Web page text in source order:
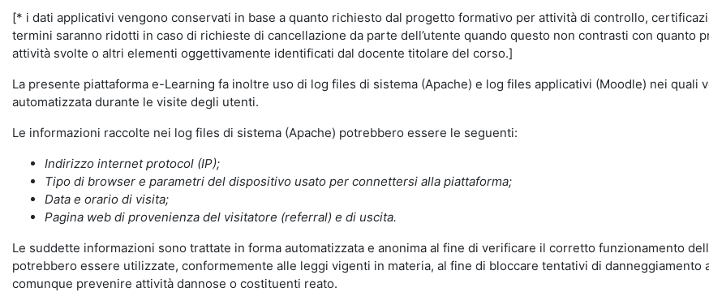
[* i dati applicativi vengono conservati in base a quanto richiesto dal progetto formativo per attività di controllo,
termini saranno ridotti in caso di richieste di cancellazione da parte dell’utente quando questo non contrasti con
attività svolte o altri elementi oggettivamente identificati dal docente titolare del corso.]
La presente piattaforma e-Learning fa inoltre uso di log files di sistema (Apache) e log files applicativi (Moodle) nei
automatizzata durante le visite degli utenti.
Le informazioni raccolte nei log files di sistema (Apache) potrebbero essere le seguenti:
Indirizzo internet protocol (IP);
Tipo di browser e parametri del dispositivo usato per connettersi alla piattaforma;
Data e orario di visita;
Pagina web di provenienza del visitatore (referral) e di uscita.
Le suddette informazioni sono trattate in forma automatizzata e anonima al fine di verificare il corretto funzionamento
potrebbero essere utilizzate, conformemente alle leggi vigenti in materia, al fine di bloccare tentativi di
comunque prevenire attività dannose o costituenti reato.